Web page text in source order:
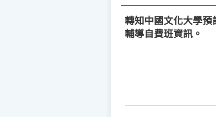
轉知中國文化大學
輔導自費班資訊。